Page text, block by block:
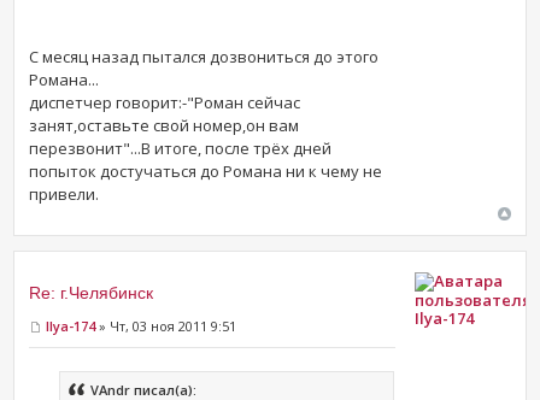
C месяц назад пытался дозвониться до этого
Романа...
диспетчер говорит:-"Роман сейчас
занят,оставьте свой номер,он вам
перезвонит"...В итоге, после трёх дней
попыток достучаться до Романа ни к чему не
привели.
Re: г.Челябинск
Ilya-174» Чт, 03 ноя 2011 9:51
VAndr писал(а):
Ilya-174